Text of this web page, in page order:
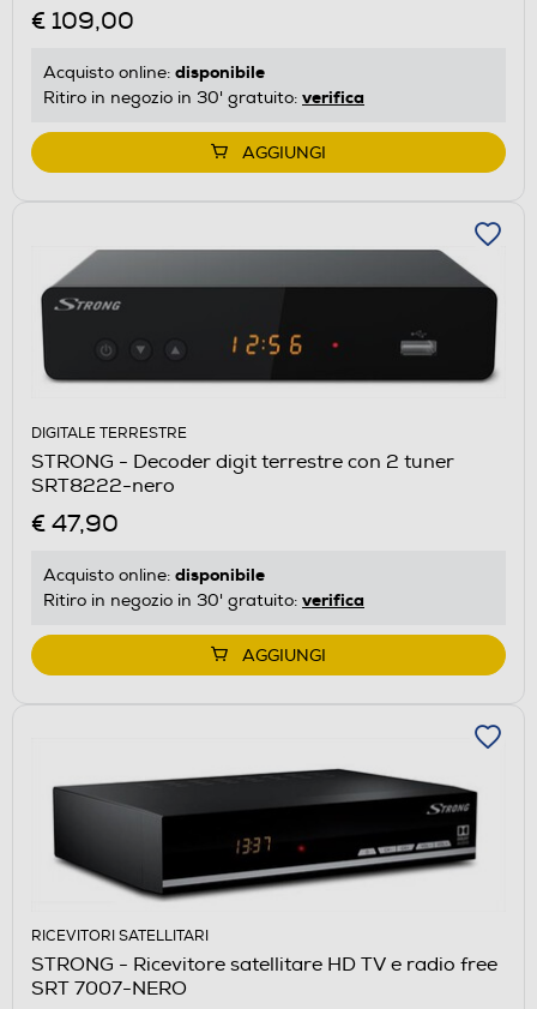
€ 109,00
Acquisto online: disponibile
Ritiro in negozio in 30' gratuito: verifica
AGGIUNGI
DIGITALE TERRESTRE
STRONG - Decoder digit terrestre con 2 tuner
SRT8222-nero
€ 47,90
Acquisto online: disponibile
Ritiro in negozio in 30' gratuito: verifica
AGGIUNGI
RICEVITORI SATELLITARI
STRONG - Ricevitore satellitare HD TV e radio free
SRT 7007-NERO